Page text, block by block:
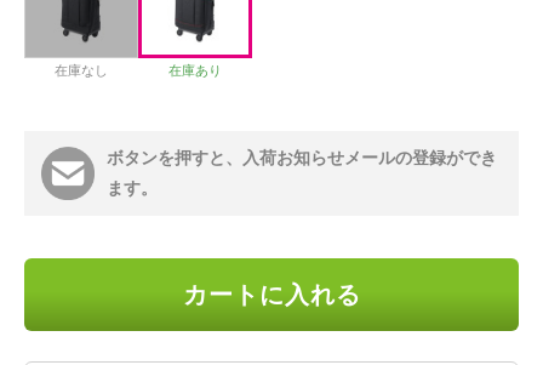
在庫なし 在庫あり
ボタンを押すと、入荷お知らせメールの登録ができ
ます。
カートに入れる